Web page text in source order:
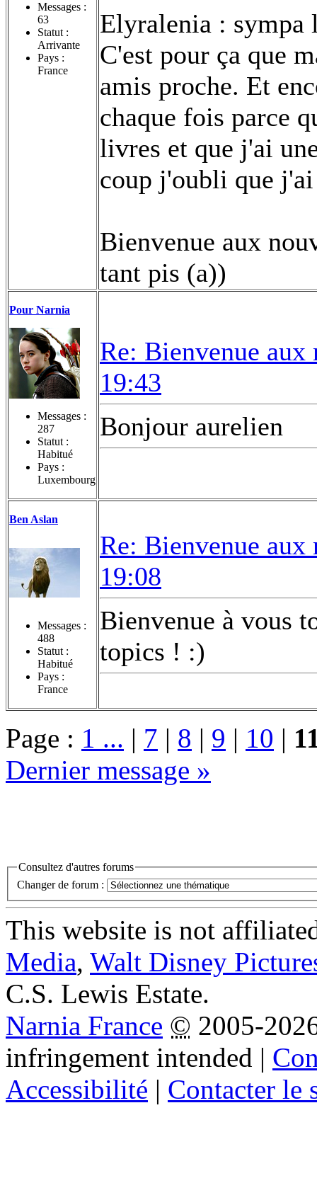
Messages :
63
Statut :
Arrivante
Pays :
France
Elyralenia : sympa
C'est pour ça que
amis proche. Et
chaque fois parce
livres et que j'ai
coup j'oubli que
Bienvenue aux
tant pis (a))
Pour Narnia
Messages :
287
Statut :
Habitué
Pays :
Luxembourg
Re: Bienvenue
19:43
Bonjour aurelien
Ben Aslan
Messages :
488
Statut :
Habitué
Pays :
France
Re: Bienvenue
19:08
Bienvenue à vous
topics ! :)
Page : 1 ... | 7 | 8 | 9 | 10 |
Dernier message »
Consultez d'autres forums
Changer de forum :
This website is not
Media, Walt Disney
C.S. Lewis Estate.
Narnia France © 2005-
infringement intended |
Accessibilité | Contacter le